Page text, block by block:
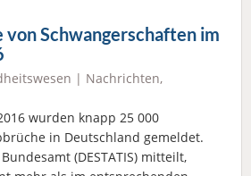
Schwangerschaften im
| Nachrichten,
wurden knapp 25 000
in Deutschland gemeldet.
(DESTATIS) mitteilt,